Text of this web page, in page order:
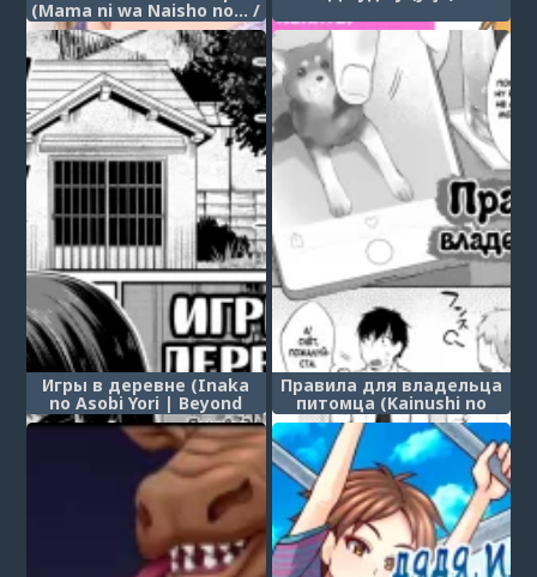
(Mama ni wa Naisho no... /
Don't tell mommy...)
Игры в деревне (Inaka
no Asobi Yori | Beyond
Playing In The
Countryside)
Правила для владельца
питомца (Kainushi no
kokoroe; Rules of Being a
Pet Owner)